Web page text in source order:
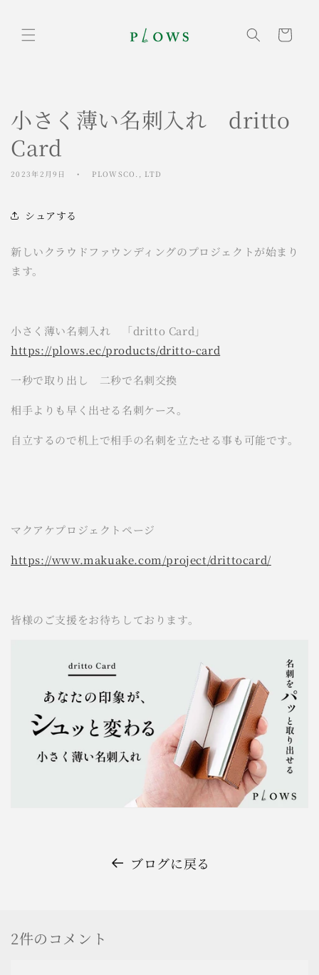
進む
ー
小さく薄い名刺入れ dritto
Card
2023年2月9日 PLOWSCO., LTD
シュアする
新しいクラウドファウンディングのプロジェクトが始まり
ます。
小さく薄い名刺入れ 「dritto Card」
https://plows.ec/products/dritto-card
一秒で取り出し 二秒で名刺交換
相手よりも早く出せる名刺ケース。
自立するので机上で相手の名刺を立たせる事も可能です。
マクアケプロジェクトページ
https://www.makuake.com/project/drittocard/
皆様のご支援をお待ちしております。
ブログに戻る
2件のコメント